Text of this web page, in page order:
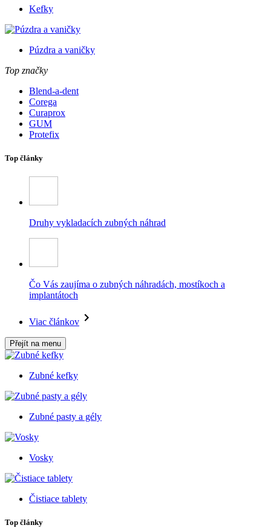
Kefky
Púzdra a vaničky
Top značky
Blend-a-dent
Corega
Curaprox
GUM
Protefix
Top články
Druhy vykladacích zubných náhrad
Čo Vás zaujíma o zubných náhradách, mostíkoch a
implantátoch
Viac článkov
Přejít na menu
Zubné kefky
Zubné pasty a gély
Vosky
Čistiace tablety
Top články